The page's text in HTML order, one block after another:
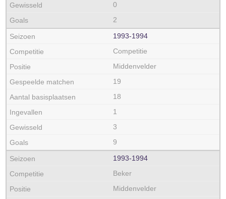
0
2
1993‑1994
Competitie
Middenvelder
19
18
1
3
9
1993‑1994
Beker
Middenvelder